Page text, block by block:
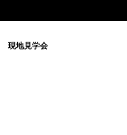
現地見学会